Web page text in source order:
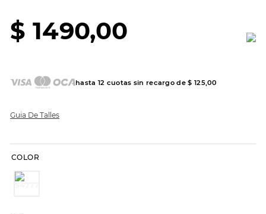
$ 1490,00
hasta 12 cuotas sin recargo de$ 125,00
Guia De Talles
COLOR
9.
slip-ins